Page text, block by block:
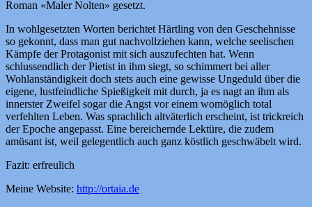
Roman «Maler Nolten» gesetzt.
In wohlgesetzten Worten berichtet Härtling von den Geschehnisse
so gekonnt, dass man gut nachvollziehen kann, welche seelischen
Kämpfe der Protagonist mit sich auszufechten hat. Wenn
schlussendlich der Pietist in ihm siegt, so schimmert bei aller
Wohlanständigkeit doch stets auch eine gewisse Ungeduld über die
eigene, lustfeindliche Spießigkeit mit durch, ja es nagt an ihm als
innerster Zweifel sogar die Angst vor einem womöglich total
verfehlten Leben. Was sprachlich altväterlich erscheint, ist trickreich
der Epoche angepasst. Eine bereichernde Lektüre, die zudem
amüsant ist, weil gelegentlich auch ganz köstlich geschwäbelt wird.
Fazit: erfreulich
Meine Website: http://ortaia.de